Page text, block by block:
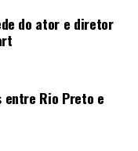
do ator e diretor
entre Rio Preto e